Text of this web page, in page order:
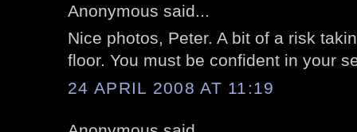
Anonymous said...
Nice photos, Peter. A bit of a risk
floor. You must be confident in your
24 APRIL 2008 AT 11:19